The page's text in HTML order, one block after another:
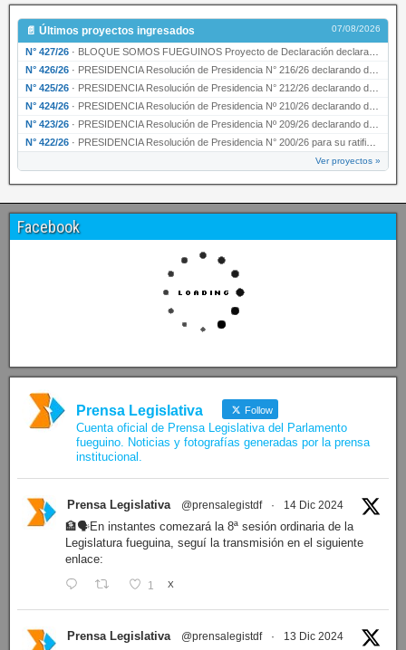
📄 Últimos proyectos ingresados 07/08/2026
N° 427/26 · BLOQUE SOMOS FUEGUINOS Proyecto de Declaración declarando de interés provincial PRESIDENCI…
N° 426/26 · PRESIDENCIA Resolución de Presidencia N° 216/26 declarando de interés provincial la labor …
N° 425/26 · PRESIDENCIA Resolución de Presidencia N° 212/26 declarando de interés provincial el “50° A…
N° 424/26 · PRESIDENCIA Resolución de Presidencia Nº 210/26 declarando de interés provincial el proyec…
N° 423/26 · PRESIDENCIA Resolución de Presidencia Nº 209/26 declarando de interés provincial la presen…
N° 422/26 · PRESIDENCIA Resolución de Presidencia N° 200/26 para su ratificación.
Ver proyectos »
Facebook
Prensa Legislativa Follow
Cuenta oficial de Prensa Legislativa del Parlamento
fueguino. Noticias y fotografías generadas por la prensa
institucional.
Prensa Legislativa @prensalegistdf · 14 Dic 2024
🏦🗣️En instantes comezará la 8ª sesión ordinaria de la
Legislatura fueguina, seguí la transmisión en el siguiente
enlace:
1 X
Prensa Legislativa @prensalegistdf · 13 Dic 2024